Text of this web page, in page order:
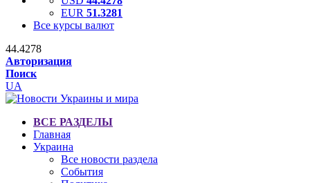
EUR 51.3281
Все курсы валют
44.4278
Авторизация
Поиск
UA
ВСЕ РАЗДЕЛЫ
Главная
Украина
Все новости раздела
События